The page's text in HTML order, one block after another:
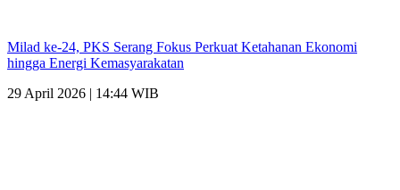
Milad ke-24, PKS Serang Fokus Perkuat Ketahanan Ekonomi
hingga Energi Kemasyarakatan
29 April 2026 | 14:44 WIB